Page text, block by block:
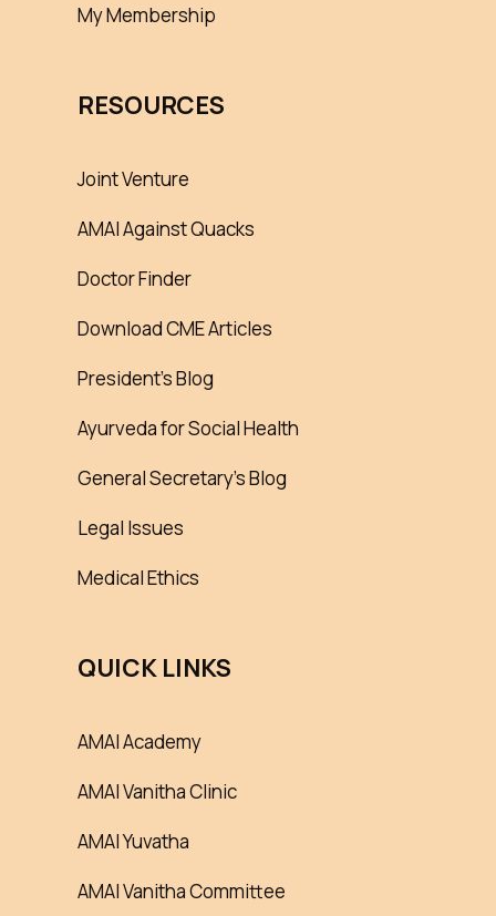
My Membership
RESOURCES
Joint Venture
AMAI Against Quacks
Doctor Finder
Download CME Articles
President’s Blog
Ayurveda for Social Health
General Secretary’s Blog
Legal Issues
Medical Ethics
QUICK LINKS
AMAI Academy
AMAI Vanitha Clinic
AMAI Yuvatha
AMAI Vanitha Committee